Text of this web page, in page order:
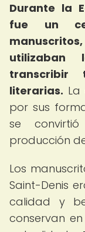
Durante la
fue un
utilizaban
transcribir
literarias.
por sus
se
producción
Los
Saint-Denis
calidad y
conservan